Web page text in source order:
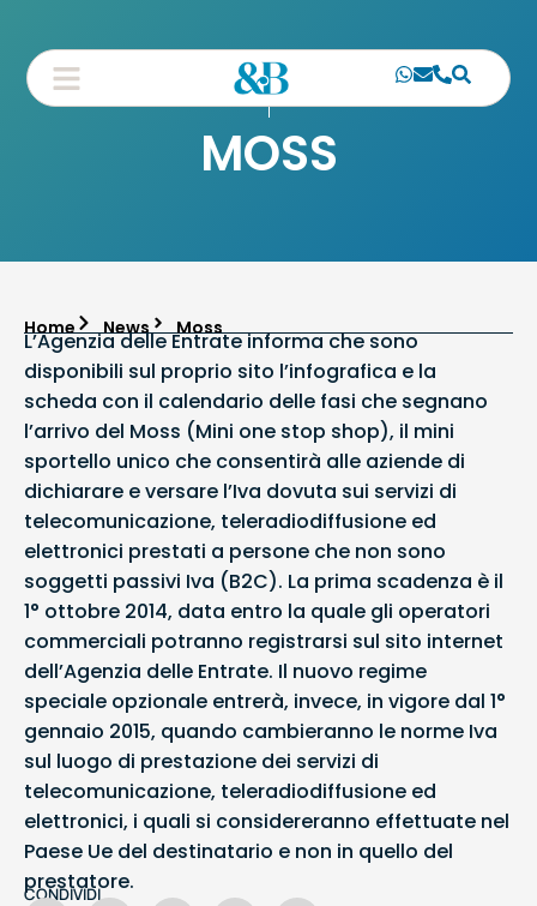
MOSS
Home News Moss
L’Agenzia delle Entrate informa che sono
disponibili sul proprio sito l’infografica e la
scheda con il calendario delle fasi che segnano
l’arrivo del Moss (Mini one stop shop), il mini
sportello unico che consentirà alle aziende di
dichiarare e versare l’Iva dovuta sui servizi di
telecomunicazione, teleradiodiffusione ed
elettronici prestati a persone che non sono
soggetti passivi Iva (B2C). La prima scadenza è il
1° ottobre 2014, data entro la quale gli operatori
commerciali potranno registrarsi sul sito internet
dell’Agenzia delle Entrate. Il nuovo regime
speciale opzionale entrerà, invece, in vigore dal 1°
gennaio 2015, quando cambieranno le norme Iva
sul luogo di prestazione dei servizi di
telecomunicazione, teleradiodiffusione ed
elettronici, i quali si considereranno effettuate nel
Paese Ue del destinatario e non in quello del
prestatore.
CONDIVIDI